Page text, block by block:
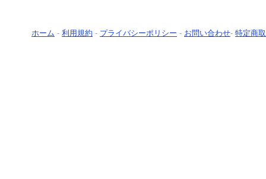
ホーム - 利用規約 - プライバシーポリシー - お問い合わせ- 特定商